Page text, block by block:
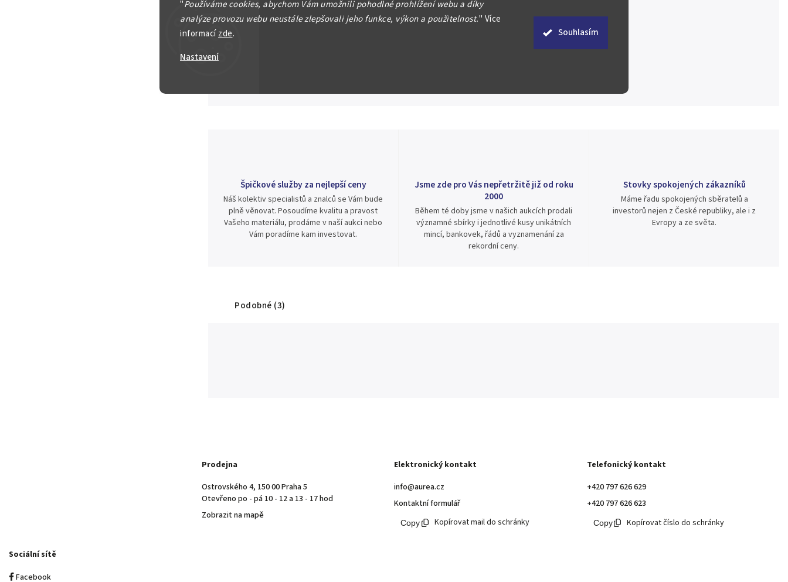
"Používáme cookies, abychom Vám umožnili pohodlné prohlížení webu a díky
analýze provozu webu neustále zlepšovali jeho funkce, výkon a použitelnost." Více
informacízde.
Nastavení
Souhlasím
Špičkové služby za nejlepší ceny
Náš kolektiv specialistů a znalců se Vám bude
plně věnovat. Posoudíme kvalitu a pravost
Vašeho materiálu, prodáme v naší aukci nebo
Vám poradíme kam investovat.
Jsme zde pro Vás nepřetržitě již od roku
2000
Během té doby jsme v našich aukcích prodali
významné sbírky i jednotlivé kusy unikátních
mincí, bankovek, řádů a vyznamenání za
rekordní ceny.
Stovky spokojených zákazníků
Máme řadu spokojených sběratelů a
investorů nejen z České republiky, ale i z
Evropy a ze světa.
Podobné (3)
Prodejna
Ostrovského 4, 150 00 Praha 5
Otevřeno po - pá 10 - 12 a 13 - 17 hod
Zobrazit na mapě
Elektronický kontakt
info@aurea.cz
Kontaktní formulář
Kopírovat mail do schránky
Telefonický kontakt
+420 797 626 629
+420 797 626 623
Kopírovat číslo do schránky
Sociální sítě
Facebook